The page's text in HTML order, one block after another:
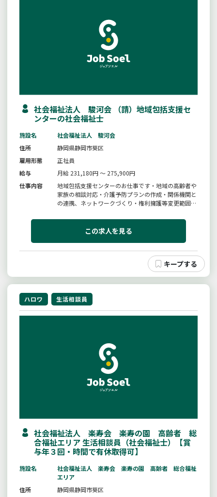
社会福祉法人 駿河会 （請）地域包括支援セ
ンターの社会福祉士
施設名
社会福祉法人 駿河会
住所
静岡県静岡市葵区
雇用形態
正社員
給与
月給 231,180円 ～ 275,900円
仕事内容
地域包括支援センターのお仕事です・地域の高齢者や
家族の相談対応・介護予防プランの作成・関係機関と
の連携、ネットワークづくり・権利擁護等変更範囲：
この求人を見る
ハロワ 生活相談員
社会福祉法人 楽寿会 楽寿の園 高齢者 総
合福祉エリア 生活相談員（社会福祉士）【賞
与年３回・時間で有休取得可】
施設名
社会福祉法人 楽寿会 楽寿の園 高齢者 総合福祉
エリア
住所
静岡県静岡市葵区